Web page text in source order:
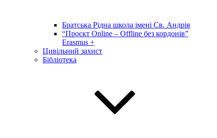
Братська Рідна школа імені Св. Андрія
“Проєкт Online – Offline без кордонів”
Erasmus +
Цивільний захист
Бібліотека